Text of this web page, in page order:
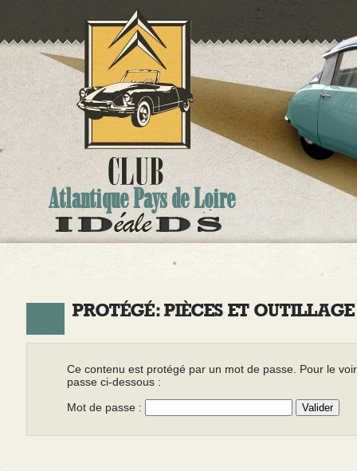
Atlantique Pays de Loire
PROTÉGÉ : PIÈCES ET
Ce contenu est protégé par un mot de passe. Pour le
passe ci-dessous :
Mot de passe :